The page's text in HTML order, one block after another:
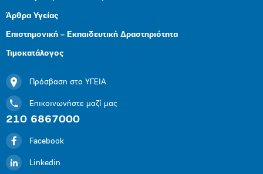
Άρθρα Υγείας
Επιστημονική – Εκπαιδευτική Δραστηριότητα
Τιμοκατάλογος
Πρόσβαση στο ΥΓΕΙΑ
Επικοινωνήστε μαζί μας
210 6867000
Facebook
Linkedin